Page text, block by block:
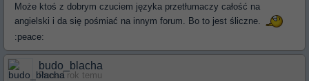
Może ktoś z dobrym czuciem języka przetłumaczy całość na
angielski i da się pośmiać na innym forum. Bo to jest śliczne.
:peace:
budo_blacha
Ponad rok temu